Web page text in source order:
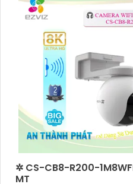
✲ CS-CB8-R200-
MT